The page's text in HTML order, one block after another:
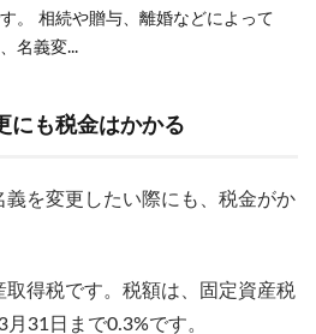
。 相続や贈与、離婚などによって
名義変...
にも税金はかかる
を変更したい際にも、税金がか
取得税です。税額は、固定資産税
31日まで0.3%です。